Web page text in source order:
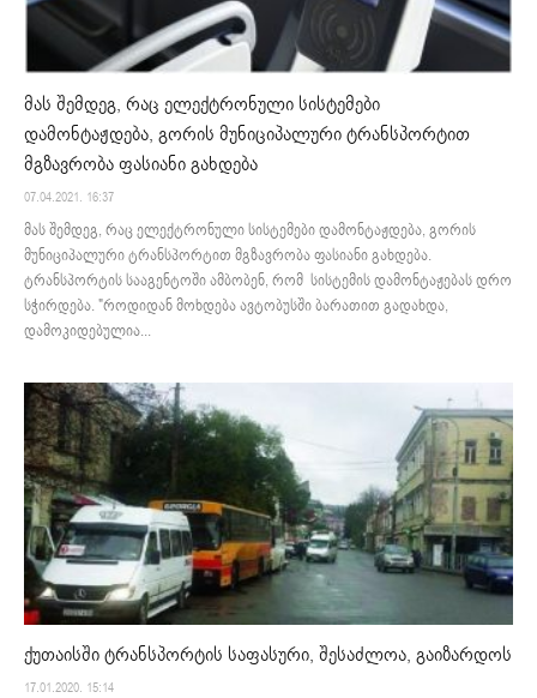
მას შემდეგ, რაც ელექტრონული სისტემები
დამონტაჟდება, გორის მუნიციპალური ტრანსპორტით
მგზავრობა ფასიანი გახდება
07.04.2021. 16:37
მას შემდეგ, რაც ელექტრონული სისტემები დამონტაჟდება, გორის
მუნიციპალური ტრანსპორტით მგზავრობა ფასიანი გახდება.
ტრანსპორტის სააგენტოში ამბობენ, რომ სისტემის დამონტაჟებას დრო
სჭირდება. "როდიდან მოხდება ავტობუსში ბარათით გადახდა,
დამოკიდებულია...
ქუთაისში ტრანსპორტის საფასური, შესაძლოა, გაიზარდოს
17.01.2020. 15:14